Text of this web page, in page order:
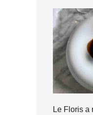
Le Floris a